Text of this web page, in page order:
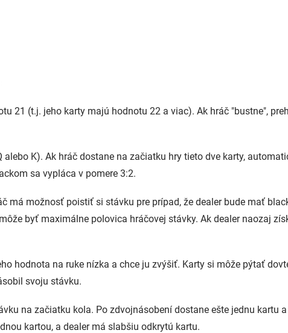
21 (t.j. jeho karty majú hodnotu 22 a viac). Ak hráč "bustne",
K). Ak hráč dostane na začiatku hry tieto dve karty,
sa vypláca v pomere 3:2.
má možnosť poistiť si stávku pre prípad, že dealer bude mať
byť maximálne polovica hráčovej stávky. Ak dealer naozaj
hodnota na ruke nízka a chce ju zvýšiť. Karty si môže pýtať
svoju stávku.
na začiatku kola. Po zdvojnásobení dostane ešte jednu kartu
kartou, a dealer má slabšiu odkrytú kartu.